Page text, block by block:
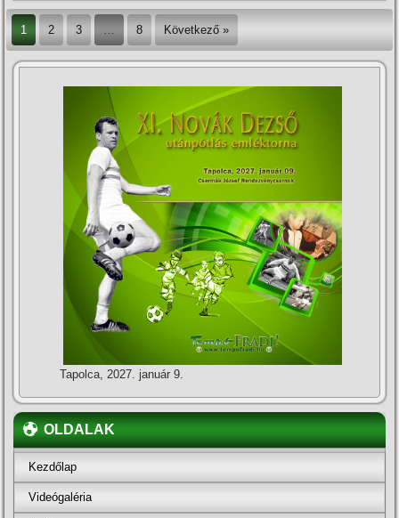
1 2 3 8 Következő »
Tapolca, 2027. január 9.
OLDALAK
Kezdőlap
Videógaléria